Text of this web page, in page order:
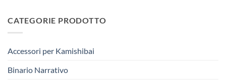
CATEGORIE PRODOTTO
Accessori per Kamishibai
Binario Narrativo